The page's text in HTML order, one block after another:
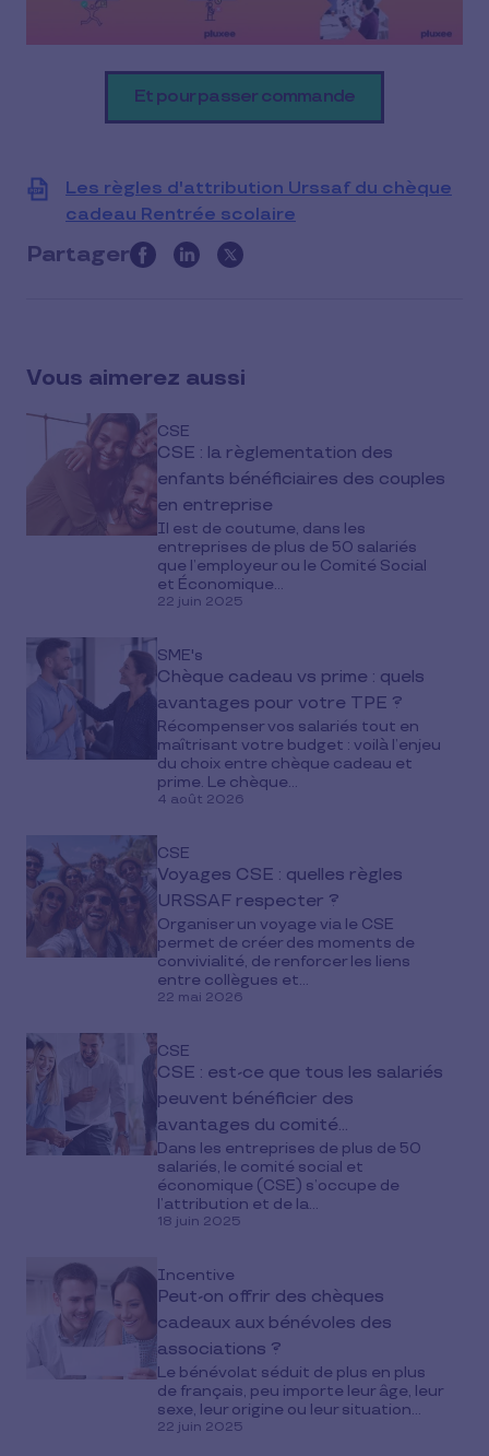
Et pour passer commande
Les règles d'attribution Urssaf du chèque
cadeau Rentrée scolaire
Partager
this
media
Vous aimerez aussi
CSE
CSE : la règlementation des
enfants bénéficiaires des couples
en entreprise
Il est de coutume, dans les
entreprises de plus de 50 salariés
que l’employeur ou le Comité Social
et Économique...
22 juin 2025
SME's
Chèque cadeau vs prime : quels
avantages pour votre TPE ?
Récompenser vos salariés tout en
maîtrisant votre budget : voilà l’enjeu
du choix entre chèque cadeau et
prime. Le chèque...
4 août 2026
CSE
Voyages CSE : quelles règles
URSSAF respecter ?
Organiser un voyage via le CSE
permet de créer des moments de
convivialité, de renforcer les liens
entre collègues et...
22 mai 2026
CSE
CSE : est-ce que tous les salariés
peuvent bénéficier des
avantages du comité
d'entreprise ?
Dans les entreprises de plus de 50
salariés, le comité social et
économique (CSE) s’occupe de
l’attribution et de la...
18 juin 2025
Incentive
Peut-on offrir des chèques
cadeaux aux bénévoles des
associations ?
Le bénévolat séduit de plus en plus
de français, peu importe leur âge, leur
sexe, leur origine ou leur situation...
22 juin 2025